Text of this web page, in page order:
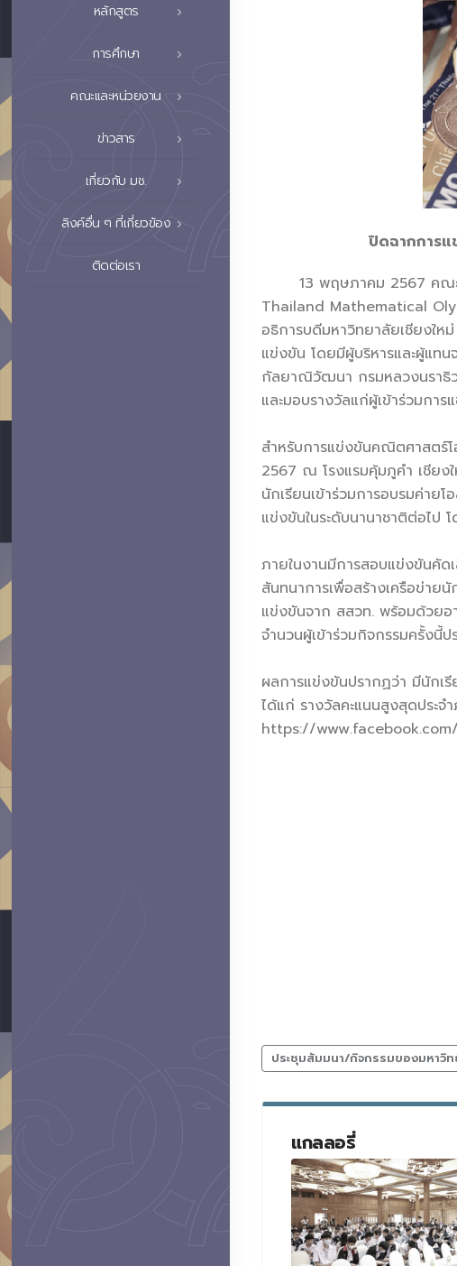
หลักสูตร
การศึกษา
คณะและหน่วยงาน
ข่าวสาร
เกี่ยวกับ มช.
ลิงค์อื่น ๆ ที่เกี่ยวข้อง
ติดต่อเรา
ปิดฉากการ
13 พฤษภาคม 2567 คณะวิท
Thailand Mathematical
อธิการบดีมหาวิทยาลัยเชียงให
แข่งขัน โดยมีผู้บริหารและผู้แท
กัลยาณิวัฒนา กรมหลวงนราธิว
และมอบรางวัลแก่ผู้เข้าร่วมการ
สำหรับการแข่งขันคณิตศาสตร์
2567 ณ โรงแรมคุ้มภูคำ เชียง
นักเรียนเข้าร่วมการอบรมค่าย
แข่งขันในระดับนานาชาติต่อไป
ภายในงานมีการสอบแข่งขันคั
สันทนาการเพื่อสร้างเครือข่าย
แข่งขันจาก สสวท. พร้อมด้วยอ
จำนวนผู้เข้าร่วมกิจกรรมครั้งนี้
ผลการแข่งขันปรากฏว่า มีนักเ
ได้แก่ รางวัลคะแนนสูงสุดประ
https://www.facebook.com/
ประชุมสัมมนา/กิจกรรมของมหาวิท
แกลลอรี่